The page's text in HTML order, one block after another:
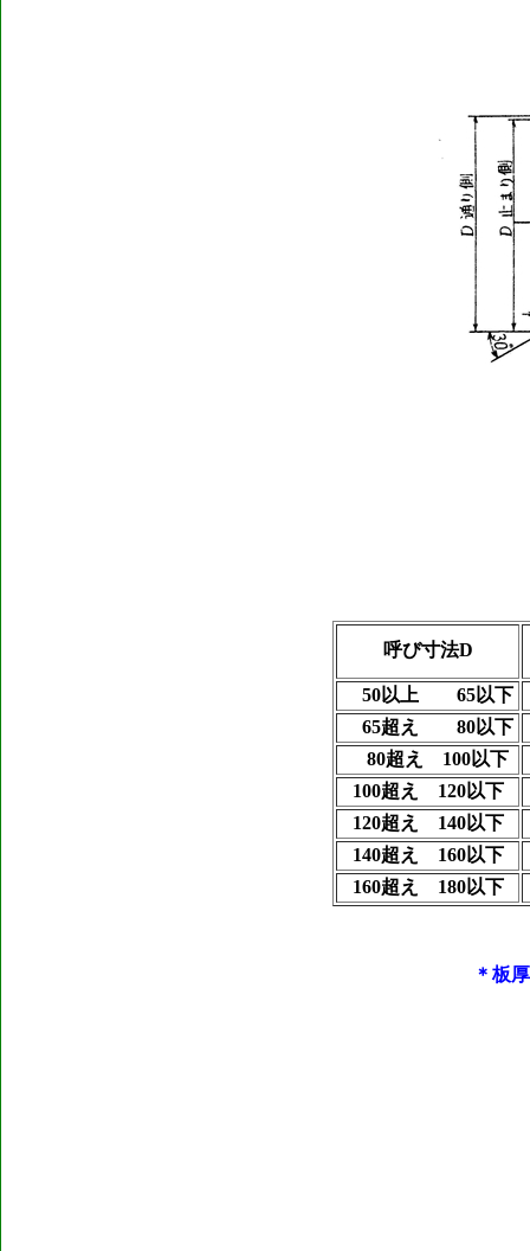
呼び寸法D
50以上 65以下
65超え 80以下
80超え 100以下
100超え 120以下
120超え 140以下
140超え 160以下
160超え 180以下
＊板